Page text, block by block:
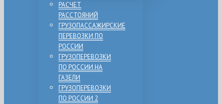
РАСЧЕТ
РАССТОЯНИЙ
ГРУЗОПАССАЖИРСКИЕ
ПЕРЕВОЗКИ ПО
РОССИИ
ГРУЗОПЕРЕВОЗКИ
ПО РОССИИ НА
ГАЗЕЛИ
ГРУЗОПЕРЕВОЗКИ
ПО РОССИИ 2